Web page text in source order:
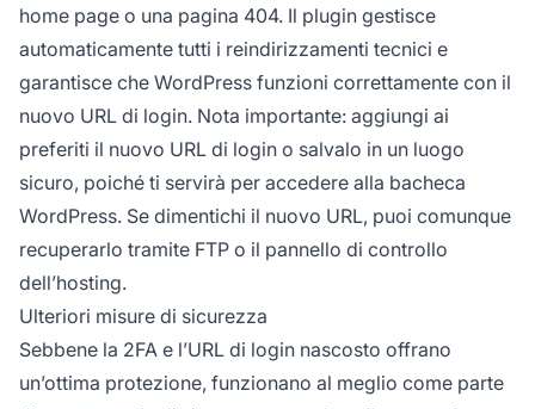
home page o una pagina 404. Il plugin gestisce
automaticamente tutti i reindirizzamenti tecnici e
garantisce che WordPress funzioni correttamente con il
nuovo URL di login. Nota importante: aggiungi ai
preferiti il nuovo URL di login o salvalo in un luogo
sicuro, poiché ti servirà per accedere alla bacheca
WordPress. Se dimentichi il nuovo URL, puoi comunque
recuperarlo tramite FTP o il pannello di controllo
dell’hosting.
Ulteriori misure di sicurezza
Sebbene la 2FA e l’URL di login nascosto offrano
un’ottima protezione, funzionano al meglio come parte